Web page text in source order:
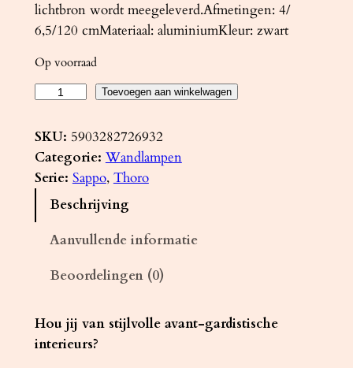
lichtbron wordt meegeleverd.Afmetingen: 4/
6,5/120 cmMateriaal: aluminiumKleur: zwart
Op voorraad
n
d
l
P
O
Toevoegen aan winkelwagen
SKU: 5903282726932
Categorie: Wandlampen
Serie: Sappo, Thoro
Beschrijving
Aanvullende informatie
Beoordelingen (0)
Hou jij van stijlvolle avant-gardistische
interieurs?